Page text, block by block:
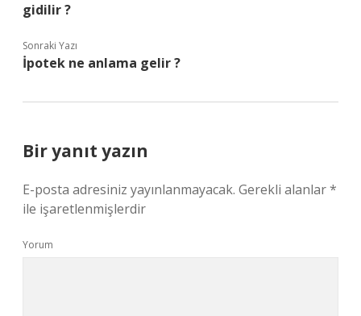
gidilir ?
Sonraki Yazı
İpotek ne anlama gelir ?
Bir yanıt yazın
E-posta adresiniz yayınlanmayacak. Gerekli alanlar*
ile işaretlenmişlerdir
Yorum